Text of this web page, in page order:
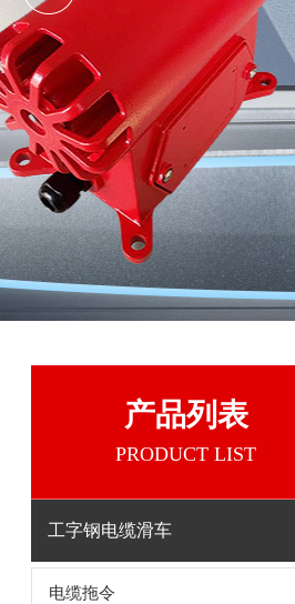
产品列表
PRODUCT LIST
工字钢电缆滑车
电缆拖令